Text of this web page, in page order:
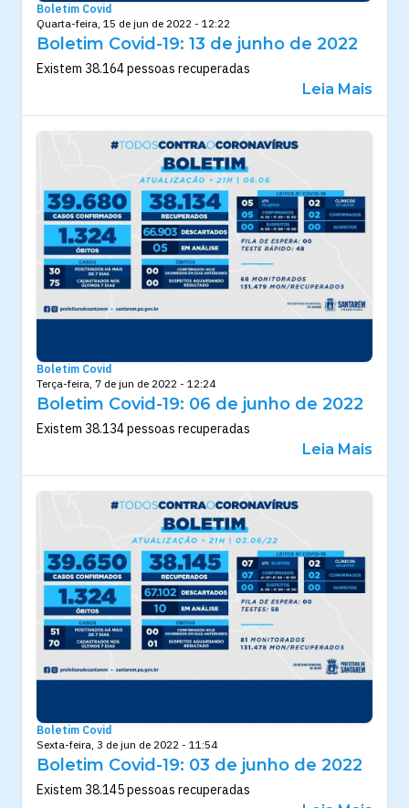
Boletim Covid
Quarta-feira, 15 de jun de 2022 - 12:22
Boletim Covid-19: 13 de junho de 2022
Existem 38.164 pessoas recuperadas
Leia Mais
Boletim Covid
Terça-feira, 7 de jun de 2022 - 12:24
Boletim Covid-19: 06 de junho de 2022
Existem 38.134 pessoas recuperadas
Leia Mais
Boletim Covid
Sexta-feira, 3 de jun de 2022 - 11:54
Boletim Covid-19: 03 de junho de 2022
Existem 38.145 pessoas recuperadas